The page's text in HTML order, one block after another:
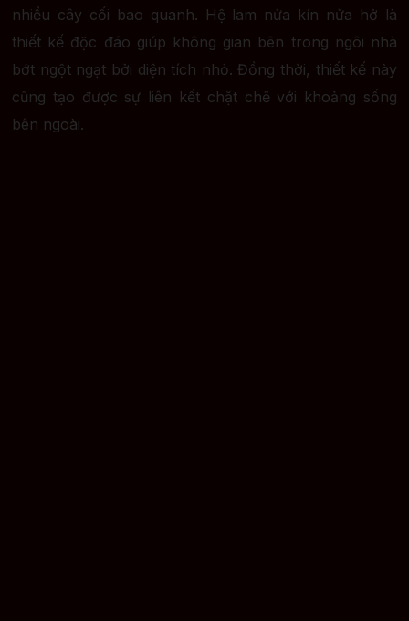
nhiều cây cối bao quanh. Hệ lam nửa kín nửa hở là
thiết kế độc đáo giúp không gian bên trong ngôi nhà
bớt ngột ngạt bởi diện tích nhỏ. Đồng thời, thiết kế này
cũng tạo được sự liên kết chặt chẽ với khoảng sống
bên ngoài.